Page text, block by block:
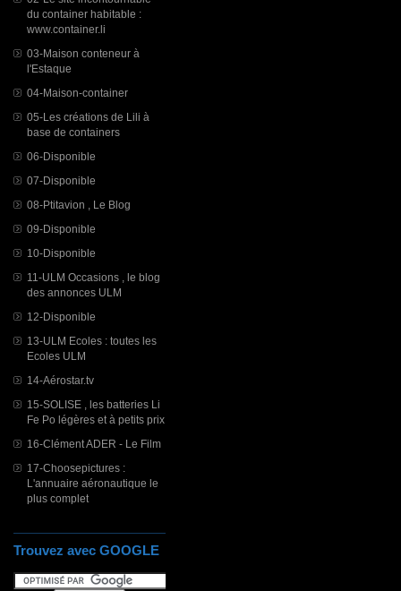
du container habitable :
www.container.li
03-Maison conteneur à
l'Estaque
04-Maison-container
05-Les créations de Lili à
base de containers
06-Disponible
07-Disponible
08-Ptitavion , Le Blog
09-Disponible
10-Disponible
11-ULM Occasions , le blog
des annonces ULM
12-Disponible
13-ULM Ecoles : toutes les
Ecoles ULM
14-Aérostar.tv
15-SOLISE , les batteries Li
Fe Po légères et à petits prix
16-Clément ADER - Le Film
17-Choosepictures :
L'annuaire aéronautique le
plus complet
Trouvez avec GOOGLE